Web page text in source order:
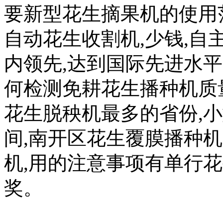
要新型花生摘果机的使
自动花生收割机,少钱,自
内领先,达到国际先进水
何检测免耕花生播种机
花生脱秧机最多的省份,
间,南开区花生覆膜播种
机,用的注意事项有单行
奖。